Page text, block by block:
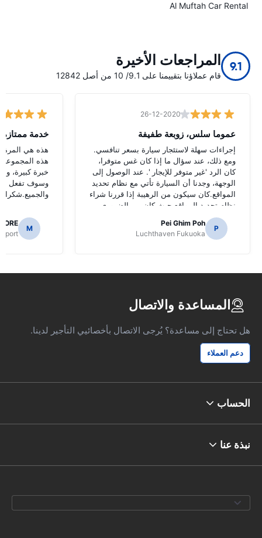
Al Muftah Car Rental
9.1 المراجعات الأخيرة
قام عملاؤنا بتقييمنا على 9.1/ 10 من أصل 12842
26-12-2020
عموما سلس، زوبعة طفيفة
إجراءات سهلة لاستئجار سيارة بسعر تنافسي.
ومع ذلك، عند سؤال ما إذا كان غس متوفرا،
كان الرد 'غير متوفر للإيجار '. عند الوصول إلى
الوجهة، وجدنا أن السيارة تأتي مع نظام تحديد
المواقع.كان سيكون من الرهيبة إذا قررنا شراء
نظام تحديد المواقع حيث كان من الضروري
للتنقل الطرق اليابانية.
P
Pei Ghim Poh
Luchthaven Fukuoka
خدمة ممتازة
هذه هي المرة
هذه
خبرة كبيرة،
وسوف تفعل
والجميع.شكرا
M
المساعدة والاتصال
هل تحتاج إلى مساعدة؟ يُرجى الاتصال بأخصائيي التأجير لدينا.
دعم العملاء
الحساب
نبذة عنا